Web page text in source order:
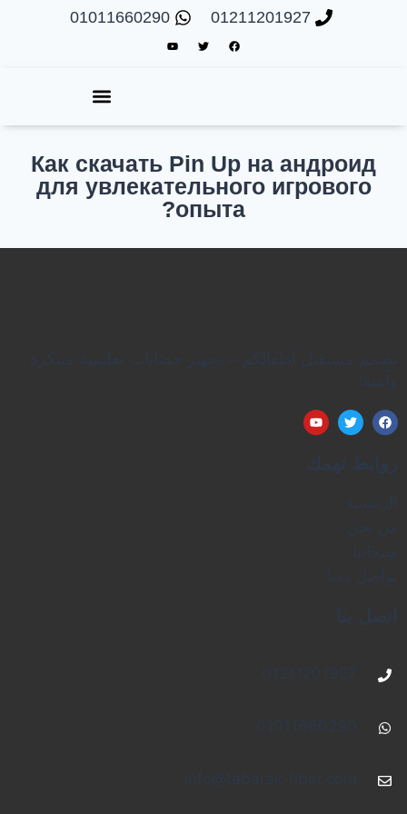
01211201927
01011660290
Как скачать Pin Up на андроид
для увлекательного игрового
опыта?
نصمم مستقبل أطفالكم – تجهيز حضانات تعليمية مبتكرة
روابط تهمك
الرئيسية
تواصل معنا
اتصل بنا
01211201927
01011660290
info@tabarak-fiber.com